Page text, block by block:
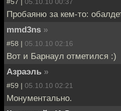
Пробаяню за кем-то:
mmd3ns »
#58 | 05.10.10 02:16
Вот и Барнаул отметился :)
Азраэль »
#59 | 05.10.10 02:21
Монументально.